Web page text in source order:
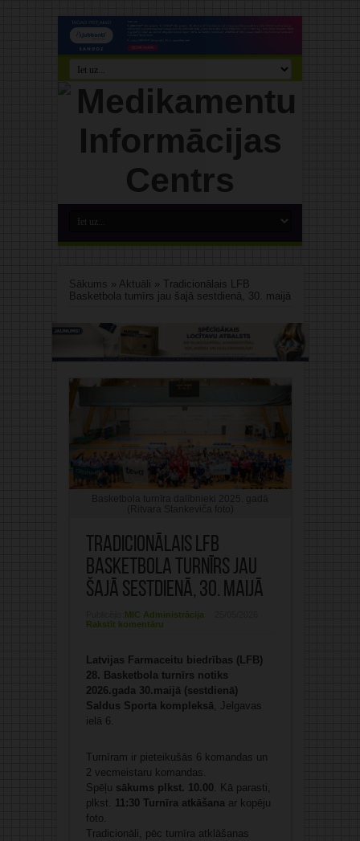
Sākums » Aktuāli » Tradicionālais LFB
Basketbola turnīrs jau šajā sestdienā, 30. maijā
Tradicionālais LFB
Basketbola turnīrs jau
šajā sestdienā, 30. maijā
MIC Administrācija
Rakstīt komentāru
Latvijas Farmaceitu biedrības (LFB)
28. Basketbola turnīrs notiks
2026.gada 30.maijā (sestdienā)
Saldus Sporta kompleksā, Jelgavas
ielā 6.
Turnīram ir pieteikušās 6 komandas un
2 vecmeistaru komandas.
Spēļu sākums plkst. 10.00 . Kā parasti,
plkst. 11:30 Turnīra atkāšanaar kopēju
foto.
Tradicionāli, pēc turnīra atklāšanas